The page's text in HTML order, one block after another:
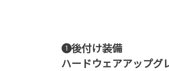
❶後付け装備
ハードウェアアップグ